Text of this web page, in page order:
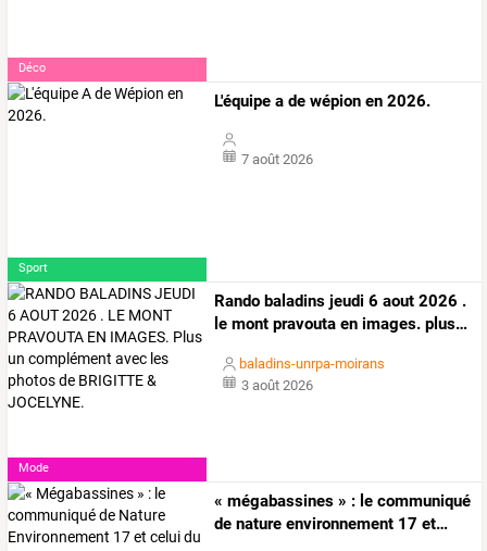
Déco
Sport
L'équipe a de wépion en 2026.
7 août 2026
Mode
Rando baladins jeudi 6 aout 2026 .
le mont pravouta en images. plus…
baladins-unrpa-moirans
3 août 2026
« mégabassines » : le communiqué
de nature environnement 17 et…